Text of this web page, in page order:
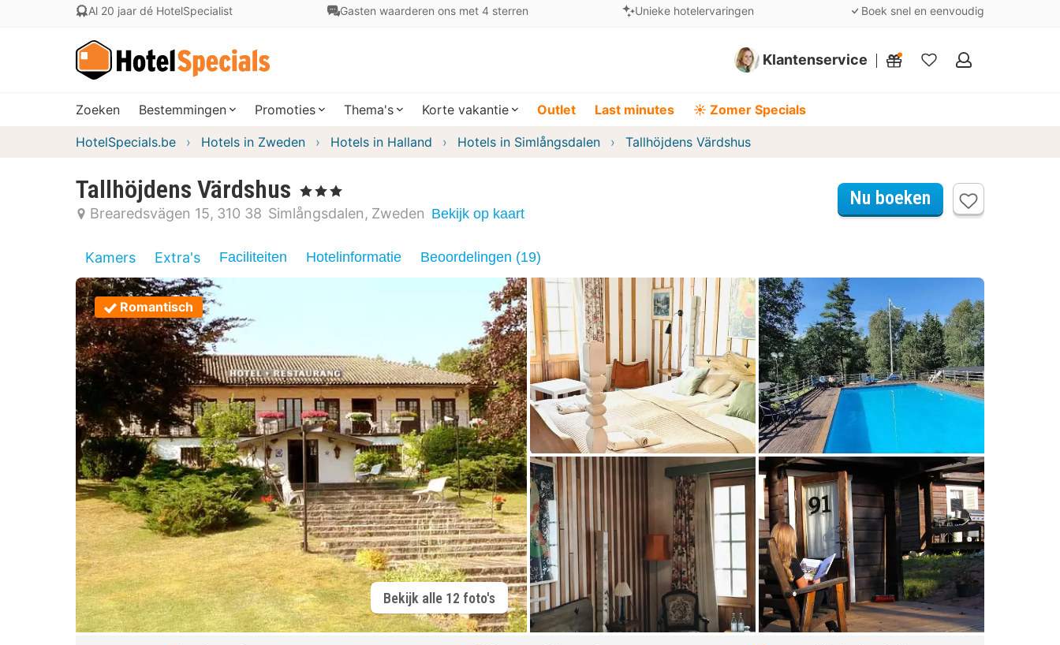
Al 20 jaar dé HotelSpecialist Gasten waarderen ons met 4 sterren Unieke hotelervaringen Boek snel en eenvoudig
Klantenservice
Mijn
Zoeken Bestemmingen Promoties Thema's Korte vakantie Outlet Last minutes ☀️ Zomer Specials
HotelSpecials.be Hotels in Zweden Hotels in Halland Hotels in Simlångsdalen Tallhöjdens Värdshus
Tallhöjdens Värdshus , 3 Sterren
Brearedsvägen 15 310 38 Simlångsdalen Zweden Bekijk op kaart
Nu boeken
Kamers Extra's Faciliteiten Hotelinformatie Beoordelingen (19)
Romantisch
Bekijk alle 12 foto's